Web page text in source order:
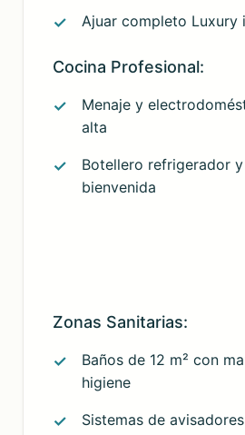
Ajuar completo Luxury
Cocina Profesional:
Menaje y
alta
Botellero refrigerador
bienvenida
Zonas Sanitarias:
Baños de 12 m² con
higiene
Sistemas de